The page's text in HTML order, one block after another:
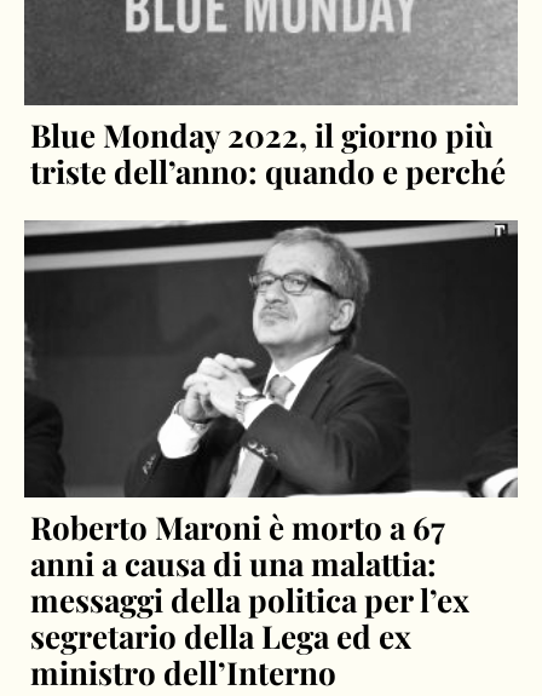
Blue Monday 2022, il giorno più
triste dell’anno: quando e perché
Roberto Maroni è morto a 67
anni a causa di una malattia:
messaggi della politica per l’ex
segretario della Lega ed ex
ministro dell’Interno